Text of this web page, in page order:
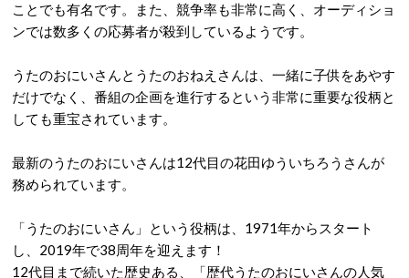
ことでも有名です。また、競争率も非常に高く、オーディショ
ンでは数多くの応募者が殺到しているようです。
うたのおにいさんとうたのおねえさんは、一緒に子供をあやす
だけでなく、番組の企画を進行するという非常に重要な役柄と
しても重宝されています。
最新のうたのおにいさんは12代目の花田ゆういちろうさんが
務められています。
「うたのおにいさん」という役柄は、1971年からスタート
し、2019年で38周年を迎えます！
12代目まで続いた歴史ある、「歴代うたのおにいさんの人気